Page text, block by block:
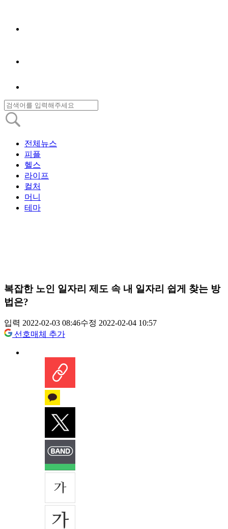
전체뉴스
피플
헬스
라이프
컬처
머니
테마
복잡한 노인 일자리 제도 속 내 일자리 쉽게 찾는 방
법은?
입력 2022-02-03 08:46수정 2022-02-04 10:57
선호매체 추가